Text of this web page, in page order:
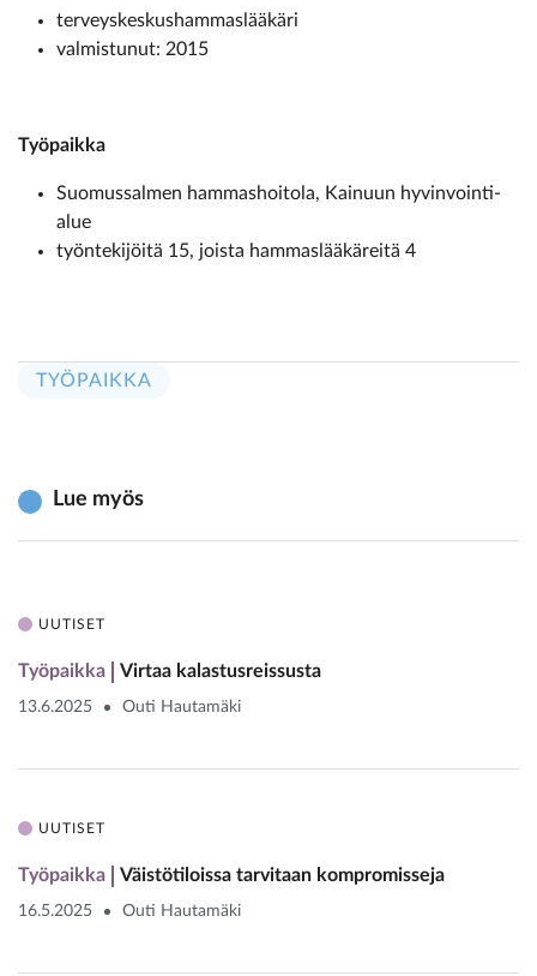
terveyskeskushammaslääkäri
valmistunut: 2015
Työpaikka
Suomussalmen hammas­hoitola, Kainuun hyvinvointi­
alue
työntekijöitä 15, joista ­hammaslääkäreitä 4
TYÖPAIKKA
Lue myös
UUTISET
Työpaikka Virtaa kalastusreissusta
13.6.2025 Outi Hautamäki
UUTISET
Työpaikka Väistötiloissa tarvitaan kompromisseja
16.5.2025 Outi Hautamäki